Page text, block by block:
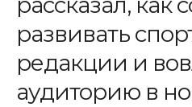
развивать
редакции и
аудиторию в